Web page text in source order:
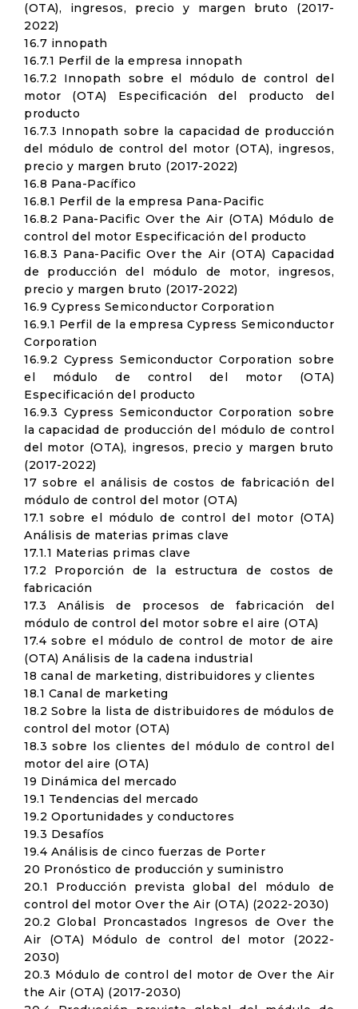
(OTA), ingresos, precio y margen bruto (2017-
2022)
16.7 innopath
16.7.1 Perfil de la empresa innopath
16.7.2 Innopath sobre el módulo de control del
motor (OTA) Especificación del producto del
producto
16.7.3 Innopath sobre la capacidad de producción
del módulo de control del motor (OTA), ingresos,
precio y margen bruto (2017-2022)
16.8 Pana-Pacífico
16.8.1 Perfil de la empresa Pana-Pacific
16.8.2 Pana-Pacific Over the Air (OTA) Módulo de
control del motor Especificación del producto
16.8.3 Pana-Pacific Over the Air (OTA) Capacidad
de producción del módulo de motor, ingresos,
precio y margen bruto (2017-2022)
16.9 Cypress Semiconductor Corporation
16.9.1 Perfil de la empresa Cypress Semiconductor
Corporation
16.9.2 Cypress Semiconductor Corporation sobre
el módulo de control del motor (OTA)
Especificación del producto
16.9.3 Cypress Semiconductor Corporation sobre
la capacidad de producción del módulo de control
del motor (OTA), ingresos, precio y margen bruto
(2017-2022)
17 sobre el análisis de costos de fabricación del
módulo de control del motor (OTA)
17.1 sobre el módulo de control del motor (OTA)
Análisis de materias primas clave
17.1.1 Materias primas clave
17.2 Proporción de la estructura de costos de
fabricación
17.3 Análisis de procesos de fabricación del
módulo de control del motor sobre el aire (OTA)
17.4 sobre el módulo de control de motor de aire
(OTA) Análisis de la cadena industrial
18 canal de marketing, distribuidores y clientes
18.1 Canal de marketing
18.2 Sobre la lista de distribuidores de módulos de
control del motor (OTA)
18.3 sobre los clientes del módulo de control del
motor del aire (OTA)
19 Dinámica del mercado
19.1 Tendencias del mercado
19.2 Oportunidades y conductores
19.3 Desafíos
19.4 Análisis de cinco fuerzas de Porter
20 Pronóstico de producción y suministro
20.1 Producción prevista global del módulo de
control del motor Over the Air (OTA) (2022-2030)
20.2 Global Proncastados Ingresos de Over the
Air (OTA) Módulo de control del motor (2022-
2030)
20.3 Módulo de control del motor de Over the Air
the Air (OTA) (2017-2030)